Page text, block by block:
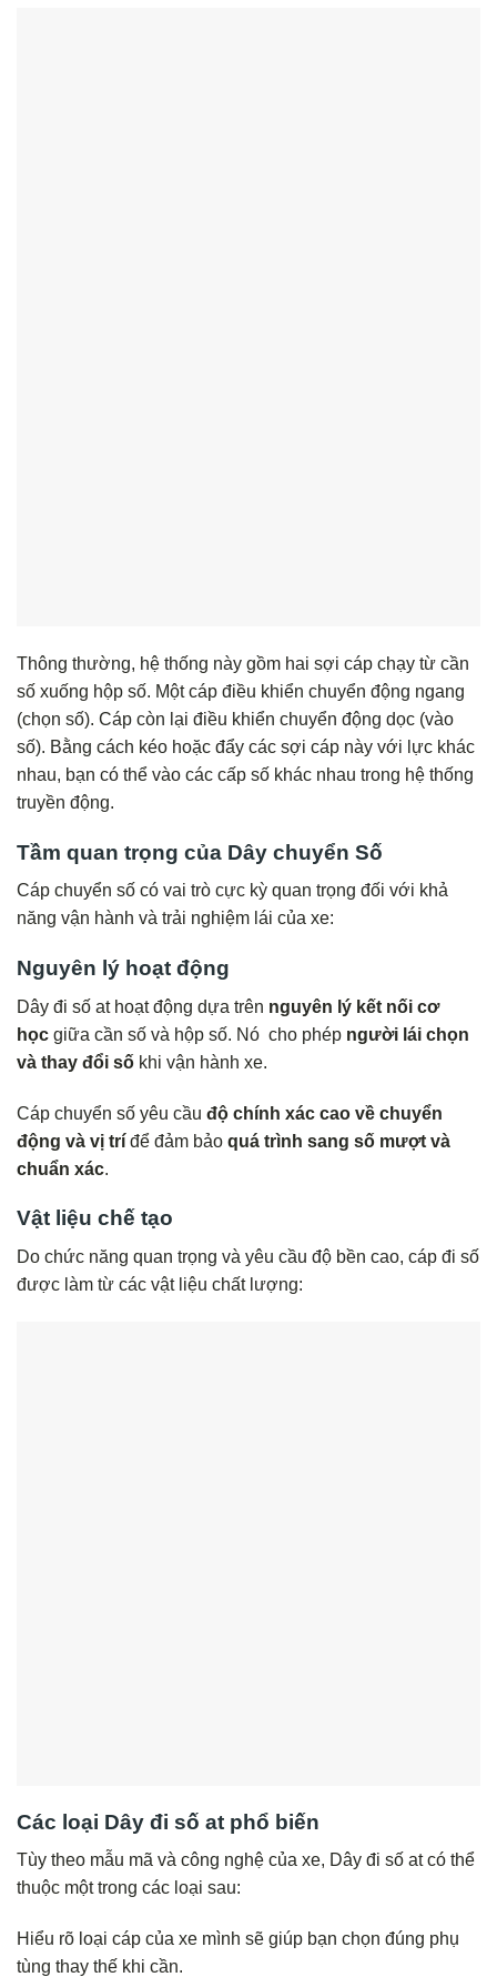
Thông thường, hệ thống này gồm hai sợi cáp chạy từ cần
số xuống hộp số. Một cáp điều khiển chuyển động ngang
(chọn số). Cáp còn lại điều khiển chuyển động dọc (vào
số). Bằng cách kéo hoặc đẩy các sợi cáp này với lực khác
nhau, bạn có thể vào các cấp số khác nhau trong hệ thống
truyền động.
Tầm quan trọng của Dây chuyển Số
Cáp chuyển số có vai trò cực kỳ quan trọng đối với khả
năng vận hành và trải nghiệm lái của xe:
Nguyên lý hoạt động
Dây đi số at hoạt động dựa trên nguyên lý kết nối cơ
học giữa cần số và hộp số. Nó cho phép người lái chọn
và thay đổi số khi vận hành xe.
Cáp chuyển số yêu cầu độ chính xác cao về chuyển
động và vị trí để đảm bảo quá trình sang số mượt và
chuẩn xác.
Vật liệu chế tạo
Do chức năng quan trọng và yêu cầu độ bền cao, cáp đi số
được làm từ các vật liệu chất lượng:
Các loại Dây đi số at phổ biến
Tùy theo mẫu mã và công nghệ của xe, Dây đi số at có thể
thuộc một trong các loại sau:
Hiểu rõ loại cáp của xe mình sẽ giúp bạn chọn đúng phụ
tùng thay thế khi cần.